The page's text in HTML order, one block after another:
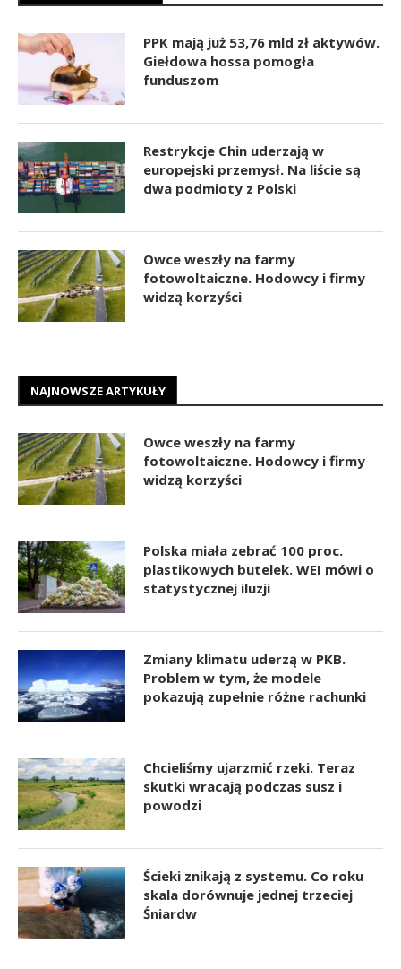
PPK mają już 53,76 mld zł aktywów.
Giełdowa hossa pomogła
funduszom
Restrykcje Chin uderzają w
europejski przemysł. Na liście są
dwa podmioty z Polski
Owce weszły na farmy
fotowoltaiczne. Hodowcy i firmy
widzą korzyści
NAJNOWSZE ARTYKUŁY
Owce weszły na farmy
fotowoltaiczne. Hodowcy i firmy
widzą korzyści
Polska miała zebrać 100 proc.
plastikowych butelek. WEI mówi o
statystycznej iluzji
Zmiany klimatu uderzą w PKB.
Problem w tym, że modele
pokazują zupełnie różne rachunki
Chcieliśmy ujarzmić rzeki. Teraz
skutki wracają podczas susz i
powodzi
Ścieki znikają z systemu. Co roku
skala dorównuje jednej trzeciej
Śniardw